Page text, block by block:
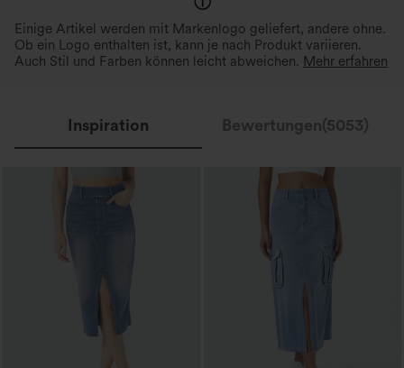
Einige Artikel werden mit Markenlogo geliefert, andere ohne.
Ob ein Logo enthalten ist, kann je nach Produkt variieren.
Auch Stil und Farben können leicht abweichen. Mehr erfahren
Inspiration Bewertungen(5053)